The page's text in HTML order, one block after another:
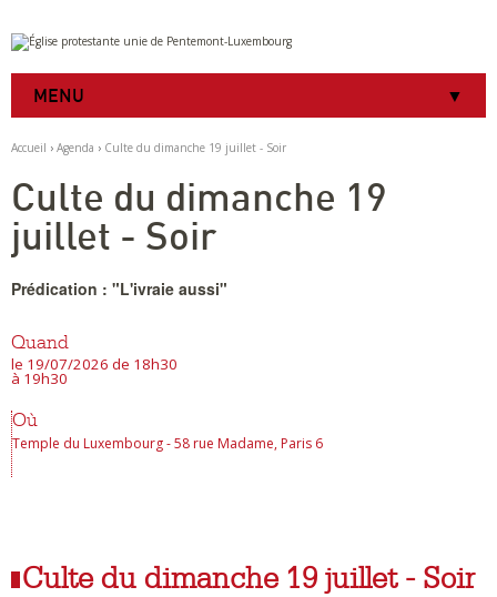
Aller
au
contenu.
à
navigation
Outils
personnels
MENU
Accueil › Agenda › Culte du dimanche 19 juillet - Soir
Culte du dimanche 19
juillet - Soir
Prédication : "L'ivraie aussi"
Quand
le 19/07/2026 de 18h30
à 19h30
Où
Temple du Luxembourg - 58 rue Madame, Paris 6
Culte du dimanche 19 juillet - Soir